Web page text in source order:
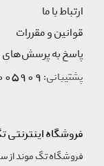
ارتباط با ما
قوانین و مقررات
پاسخ به پرسش‌های
پشتیبانی:021
فروشگاه اینترنتی